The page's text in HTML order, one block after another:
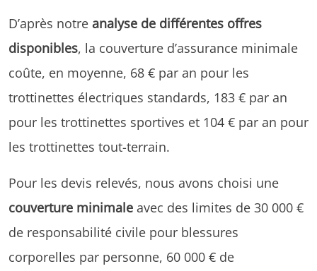
D’après notre analyse de différentes offres
disponibles, la couverture d’assurance minimale
coûte, en moyenne, 68 € par an pour les
trottinettes électriques standards, 183 € par an
pour les trottinettes sportives et 104 € par an pour
les trottinettes tout-terrain.
Pour les devis relevés, nous avons choisi une
couverture minimale avec des limites de 30 000 €
de responsabilité civile pour blessures
corporelles par personne, 60 000 € de